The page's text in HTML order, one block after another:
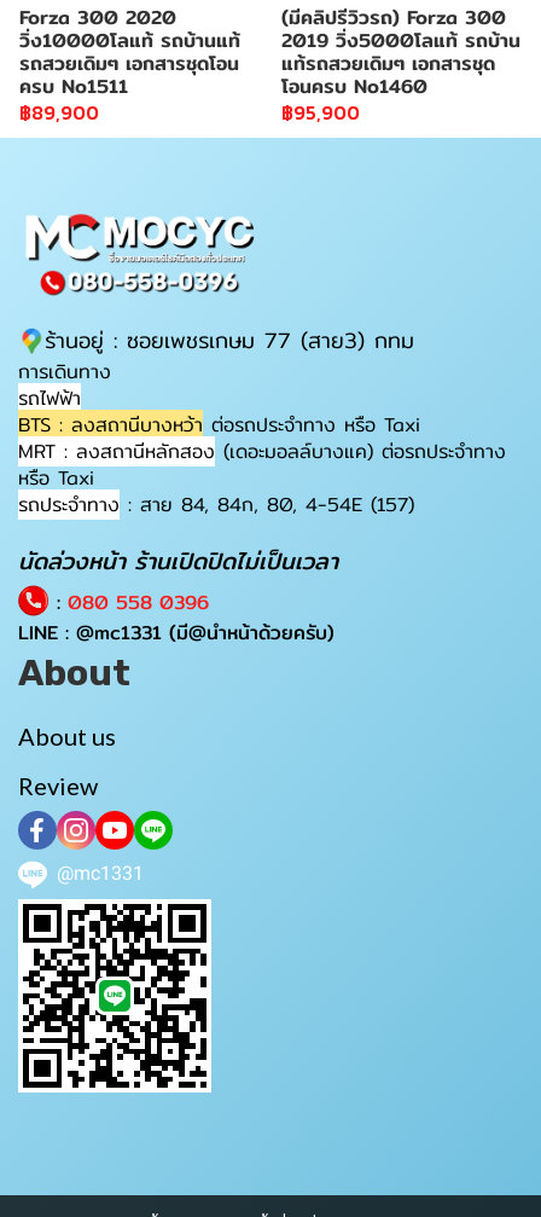
Forza 300 2020
วิ่ง10000โลแท้ รถบ้านแท้
รถสวยเดิมๆ เอกสารชุดโอน
ครบ No1511
฿89,900
(มีคลิปรีวิวรถ) Forza 300
2019 วิ่ง5000โลแท้ รถบ้าน
แท้รถสวยเดิมๆ เอกสารชุด
โอนครบ No1460
฿95,900
ร้านอยู่ : ซอยเพชรเกษม 77 (สาย3) กทม
การเดินทาง
รถไฟฟ้า
BTS : ลงสถานีบางหว้า ต่อรถประจำทาง หรือ Taxi
MRT : ลงสถานีหลักสอง (เดอะมอลล์บางแค) ต่อรถประจำทาง
หรือ Taxi
รถประจำทาง : สาย 84, 84ก, 80, 4-54E (157)
นัดล่วงหน้า ร้านเปิดปิดไม่เป็นเวลา
: 080 558 0396
LINE : @mc1331 (มี@นำหน้าด้วยครับ)
About
About us
Review
@mc1331